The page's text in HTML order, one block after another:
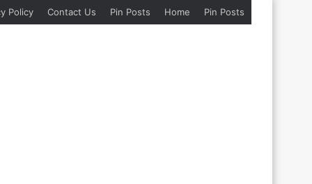
Policy Contact Us Pin Posts Home Pin Posts